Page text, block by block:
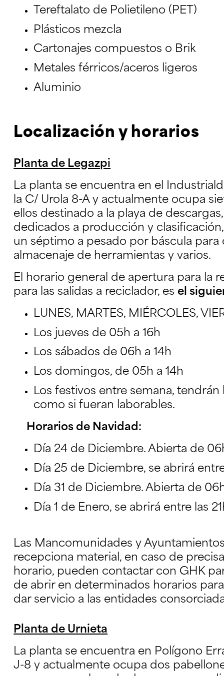
Tereftalato de Polietileno (PET)
Plásticos mezcla
Cartonajes compuestos o Brik
Metales férricos/aceros ligeros
Aluminio
Localización y horarios
Planta de Legazpi
La planta se encuentra en el
la C/ Urola 8-A y actualmente ocupa
ellos destinado a la playa de
dedicados a producción y
un séptimo a pesado por báscula para
almacenaje de herramientas y varios.
El horario general de apertura para la
para las salidas a reciclador, esel
LUNES, MARTES, MIÉRCOLES,
Los jueves de 05h a 16h
Los sábados de 06h a 14h
Los domingos, de 05h a 14h
Los festivos entre semana,
como si fueran laborables.
Horarios de Navidad:
Día 24 de Diciembre. Abierta de
Día 25 de Diciembre, se abrirá
Día 31 de Diciembre. Abierta de
Día 1 de Enero, se abrirá entre las
Las Mancomunidades y
recepciona material, en caso de
horario, pueden contactar con GHK
de abrir en determinados horarios
dar servicio a las entidades
Planta de Urnieta
La planta se encuentra en Polígono
J-8 y actualmente ocupa dos